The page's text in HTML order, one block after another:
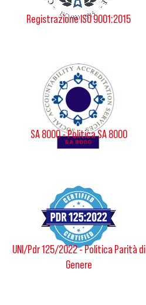
Registrazione ISO 9001:2015
SA 8000 - Politica SA 8000
UNI/Pdr 125/2022 - Politica Parità di
Genere